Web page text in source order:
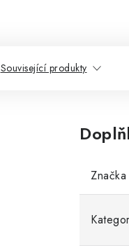
Související produkty
Značka